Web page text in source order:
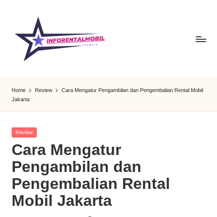
I
n
f
o
R
e
n
t
al
dengan
pilihan
armada
lengkap
dan
harga
bersaing.
Solusi
Home Review
Cara Mengatur Pengambilan dan Pengembalian Rental Mobil
Jakarta
Posted
Review
Cara Mengatur
Pengambilan dan
Pengembalian Rental
Mobil Jakarta